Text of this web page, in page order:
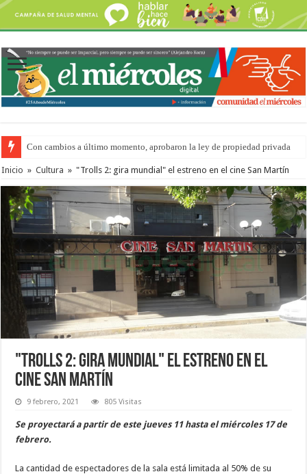
Con cambios a último momento, aprobaron la ley de propiedad privada
Inicio » Cultura » "Trolls 2: gira mundial" el estreno en el cine San Martín
"Trolls 2: gira mundial" el estreno en el
cine San Martín
9 febrero, 2021 805 Visitas
Se proyectará a partir de este jueves 11 hasta el miércoles 17 de
febrero.
La cantidad de espectadores de la sala está limitada al 50% de su